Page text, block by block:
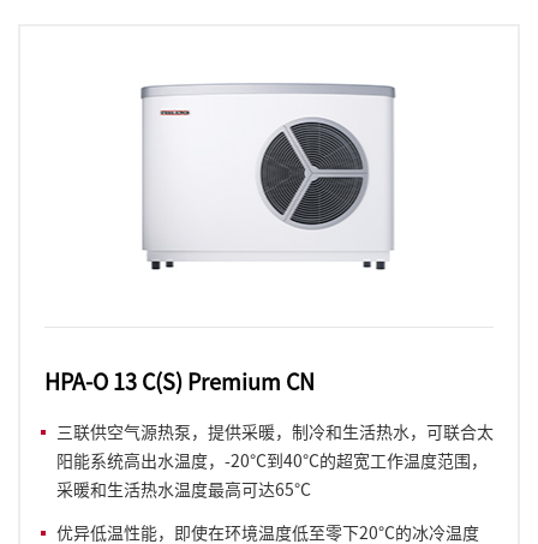
HPA-O 13 C(S) Premium CN
三联供空气源热泵，提供采暖，制冷和生活热水，可联合太
阳能系统高出水温度，-20°C到40°C的超宽工作温度范围，
采暖和生活热水温度最高可达65°C
优异低温性能，即使在环境温度低至零下20°C的冰冷温度